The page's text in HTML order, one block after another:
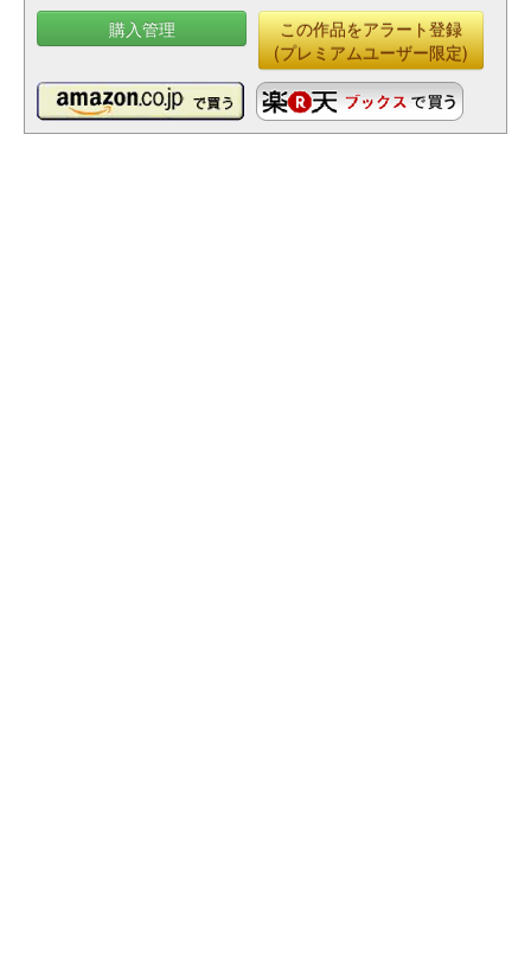
購入管理
この作品をアラート登録
(プレミアムユーザー限定)